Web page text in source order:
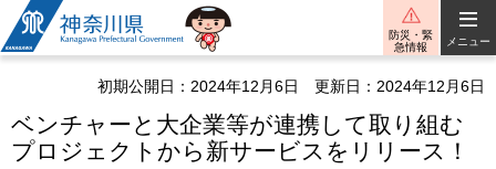
神奈川県
防災・緊
急情報
メニュー
初期公開日：2024年12月6日 更新日：2024年12月6日
ベンチャーと大企業等が連携して取り組む
プロジェクトから新サービスをリリース！